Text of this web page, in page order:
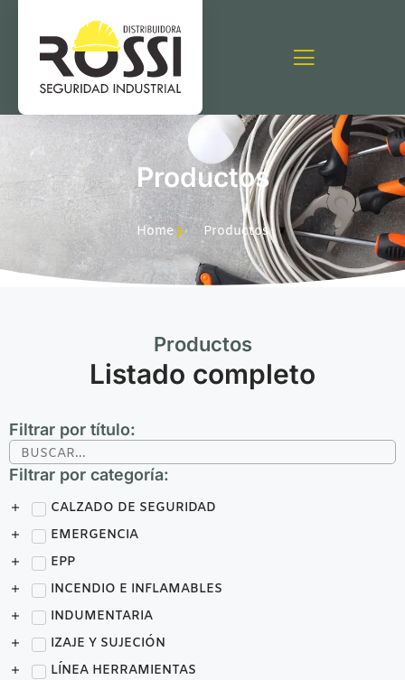
Productos
Home Productos
Productos
Listado completo
Filtrar por título:
Filtrar por categoría:
CALZADO DE SEGURIDAD
EMERGENCIA
EPP
INCENDIO E INFLAMABLES
INDUMENTARIA
IZAJE Y SUJECIÓN
LÍNEA HERRAMIENTAS